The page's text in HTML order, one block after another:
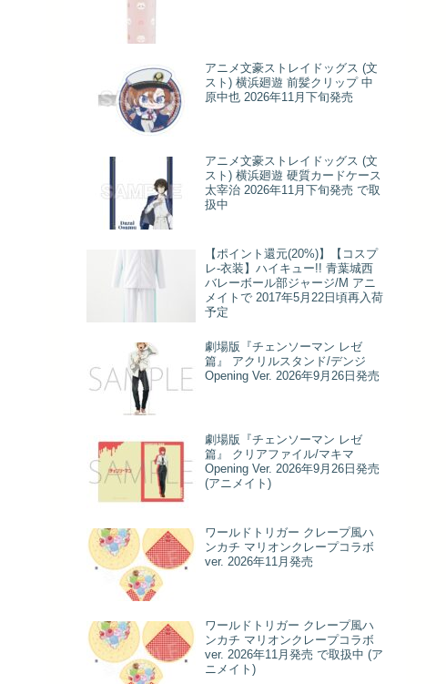
アニメ文豪ストレイドッグス (文
スト) 横浜廻遊 前髪クリップ 中
原中也 2026年11月下旬発売
アニメ文豪ストレイドッグス (文
スト) 横浜廻遊 硬質カードケース
太宰治 2026年11月下旬発売 で取
扱中
【ポイント還元(20%)】【コスプ
レ-衣装】ハイキュー!! 青葉城西
バレーボール部ジャージ/M アニ
メイトで 2017年5月22日頃再入荷
予定
劇場版『チェンソーマン レゼ
篇』 アクリルスタンド/デンジ
Opening Ver. 2026年9月26日発売
劇場版『チェンソーマン レゼ
篇』 クリアファイル/マキマ
Opening Ver. 2026年9月26日発売
(アニメイト)
ワールドトリガー クレープ風ハ
ンカチ マリオンクレープコラボ
ver. 2026年11月発売
ワールドトリガー クレープ風ハ
ンカチ マリオンクレープコラボ
ver. 2026年11月発売 で取扱中 (ア
ニメイト)